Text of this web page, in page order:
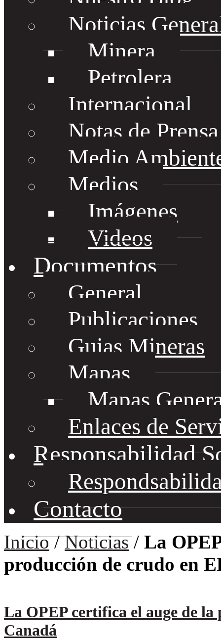
Noticias
Minera
Petrolera
Internacional
Notas de
Medio
Medios
Imágenes
Videos
Documentos
General
Publicaciones
Guias Mineras
Mapas
Mapas
Enlaces de
Responsabilidad
Contacto
Inicio/Noticias/ La
producción de crudo en
La OPEP certifica el auge de
Canadá